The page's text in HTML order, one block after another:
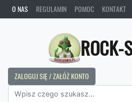
O NAS REGULAMIN POMOC KONTAKT
ROCK-
ZALOGUJ SIĘ / ZAŁÓŻ KONTO